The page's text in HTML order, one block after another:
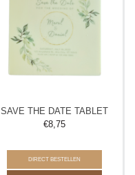
SAVE THE DATE TABLET
€8,75
DIRECT BESTELLEN